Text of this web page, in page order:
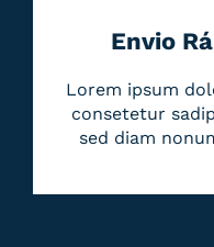
Envio
Lorem ipsum
consetetur
sed diam